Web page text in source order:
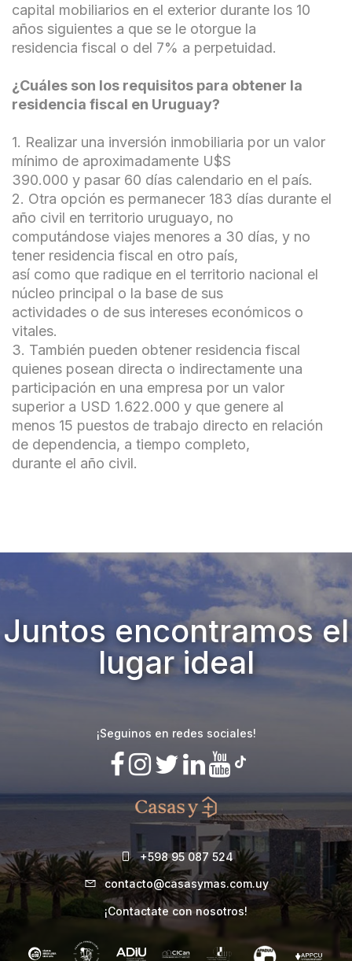
capital mobiliarios en el exterior durante los 10
años siguientes a que se le otorgue la
residencia fiscal o del 7% a perpetuidad.
¿Cuáles son los requisitos para obtener la
residencia fiscal en Uruguay?
1. Realizar una inversión inmobiliaria por un valor
mínimo de aproximadamente U$S
390.000 y pasar 60 días calendario en el país.
2. Otra opción es permanecer 183 días durante el
año civil en territorio uruguayo, no
computándose viajes menores a 30 días, y no
tener residencia fiscal en otro país,
así como que radique en el territorio nacional el
núcleo principal o la base de sus
actividades o de sus intereses económicos o
vitales.
3. También pueden obtener residencia fiscal
quienes posean directa o indirectamente una
participación en una empresa por un valor
superior a USD 1.622.000 y que genere al
menos 15 puestos de trabajo directo en relación
de dependencia, a tiempo completo,
durante el año civil.
Juntos encontramos el
lugar ideal
¡Seguinos en redes sociales!
+598 95 087 524
contacto@casasymas.com.uy
¡Contactate con nosotros!